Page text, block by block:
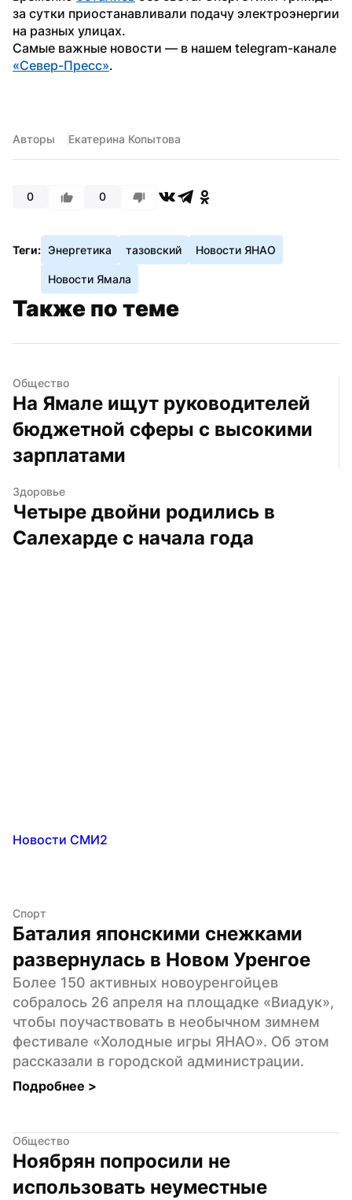
за сутки приостанавливали подачу электроэнергии
на разных улицах.
«Север-Пресс».
Авторы Екатерина Копытова
0 0
Теги: Энергетика тазовский Новости ЯНАО
Новости Ямала
Также по теме
Общество
На Ямале ищут руководителей
бюджетной сферы с высокими
зарплатами
Здоровье
Четыре двойни родились в
Салехарде с начала года
Новости СМИ2
Спорт
Баталия японскими снежками
развернулась в Новом Уренгое
Более 150 активных новоуренгойцев
собралось 26 апреля на площадке «Виадук»,
чтобы поучаствовать в необычном зимнем
фестивале «Холодные игры ЯНАО». Об этом
рассказали в городской администрации.
Подробнее >
Общество
Ноябрян попросили не
использовать неуместные